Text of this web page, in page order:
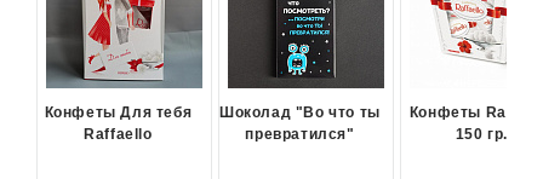
Конфеты Для тебя
Raffaello
Шоколад "Во что ты
превратился"
Конфеты
150 гр.